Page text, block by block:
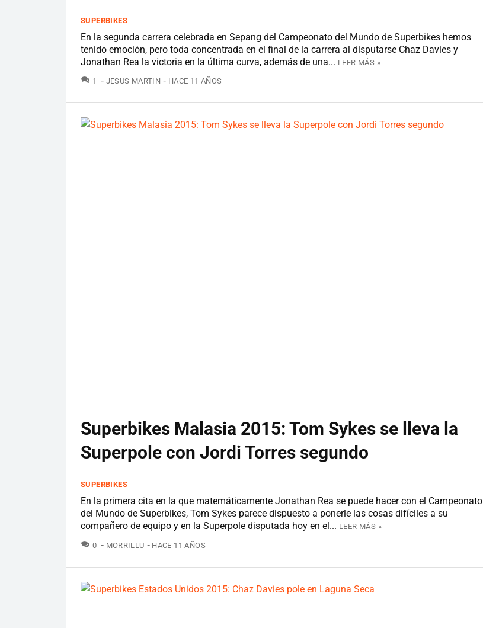
SUPERBIKES
En la segunda carrera celebrada en Sepang del Campeonato del Mundo de Superbikes hemos
tenido emoción, pero toda concentrada en el final de la carrera al disputarse Chaz Davies y
Jonathan Rea la victoria en la última curva, además de una... LEER MÁS »
1 COMENTARIOS
JESUS MARTIN HACE 11 AÑOS
Superbikes Malasia 2015: Tom Sykes se lleva la
Superpole con Jordi Torres segundo
SUPERBIKES
En la primera cita en la que matemáticamente Jonathan Rea se puede hacer con el Campeonato
del Mundo de Superbikes, Tom Sykes parece dispuesto a ponerle las cosas difíciles a su
compañero de equipo y en la Superpole disputada hoy en el... LEER MÁS »
0 COMENTARIOS
MORRILLU HACE 11 AÑOS